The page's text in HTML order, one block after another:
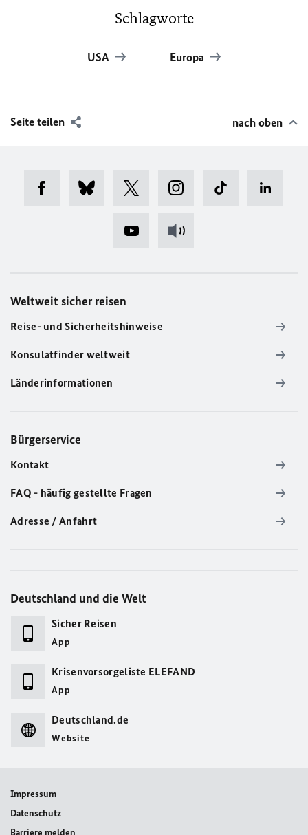
Schlagworte
USA Europa
Seite teilen nach oben
Weltweit sicher reisen
Reise- und Sicherheitshinweise
Konsulatfinder weltweit
Länderinformationen
Bürgerservice
Kontakt
FAQ - häufig gestellte Fragen
Adresse / Anfahrt
Deutschland und die Welt
Sicher Reisen
App
Krisenvorsorgeliste ELEFAND
App
Deutschland.de
Website
Impressum
Datenschutz
Barriere melden